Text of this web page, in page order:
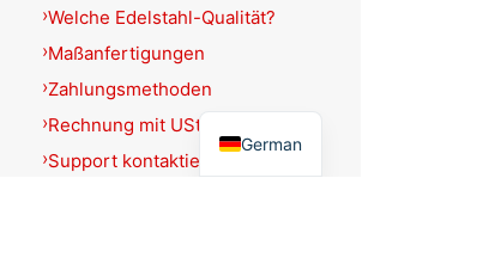
Welche Edelstahl-Qualität?
Maßanfertigungen
Zahlungsmethoden
Rechnung mit USt.-Ausweis?
Support kontaktieren
German